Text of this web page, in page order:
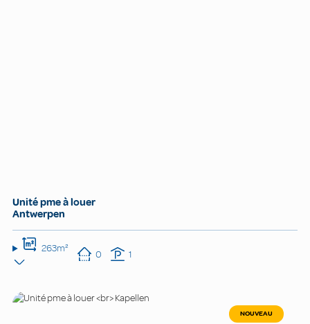
Unité pme à louer
Antwerpen
263m² 0 1
NOUVEAU